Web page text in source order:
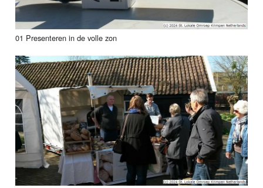
01 Presenteren in de volle zon